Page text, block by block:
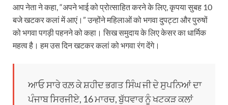
आप नेता ने कहा, “अपने भाई को प्रोत्साहित करने के लिए, कृपया सुबह 10
बजे खटकर कलां में आएं।” उन्होंने महिलाओं को भगवा दुपट्टा और पुरुषों
को भगवा पगड़ी पहनने को कहा। सिख समुदाय के लिए केसर का धार्मिक
महत्व है। हम उस दिन खटकर कलां को भगवा रंग देंगे।
ਆਓ ਸਾਰੇ ਰਲ਼ ਕੇ ਸ਼ਹੀਦ ਭਗਤ ਸਿੰਘ ਜੀ ਦੇ ਸੁਪਨਿਆਂ ਦਾ
ਪੰਜਾਬ ਸਿਰਜੀਏ, 16 ਮਾਰਚ, ਬੁੱਧਵਾਰ ਨੂੰ ਖਟਕੜ ਕਲਾਂ